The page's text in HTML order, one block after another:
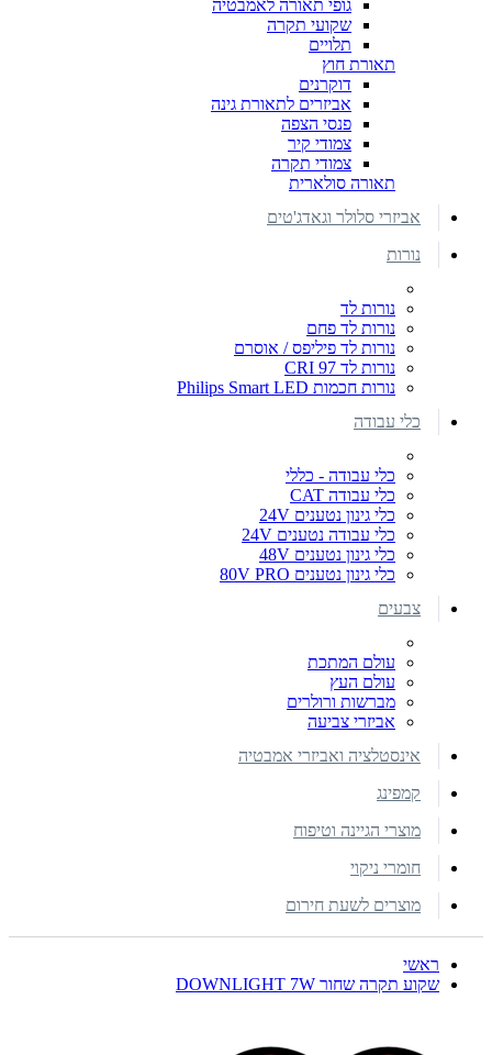
גופי תאורה לאמבטיה
שקועי תקרה
תלויים
תאורת חוץ
דוקרנים
אביזרים לתאורת גינה
פנסי הצפה
צמודי קיר
צמודי תקרה
תאורה סולארית
אביזרי סלולר וגאדג'טים
נורות
נורות לד
נורות לד פחם
נורות לד פיליפס / אוסרם
נורות לד CRI 97
נורות חכמות Philips Smart LED
כלי עבודה
כלי עבודה - כללי
כלי עבודה CAT
כלי גינון נטענים 24V
כלי עבודה נטענים 24V
כלי גינון נטענים 48V
כלי גינון נטענים 80V PRO
צבעים
עולם המתכת
עולם העץ
מברשות ורולרים
אביזרי צביעה
אינסטלציה ואביזרי אמבטיה
קמפינג
מוצרי הגיינה וטיפוח
חומרי ניקוי
מוצרים לשעת חירום
ראשי
שקוע תקרה שחור DOWNLIGHT 7W